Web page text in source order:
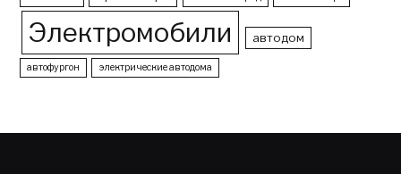
Электромобили автодом
автофургон электрические автодома